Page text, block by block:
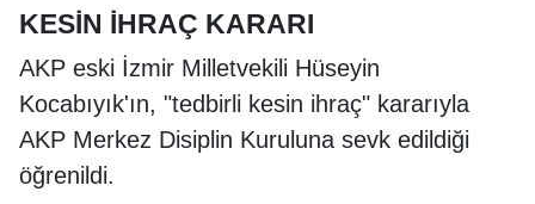
KESİN İHRAÇ KARARI
AKP eski İzmir Milletvekili Hüseyin
Kocabıyık'ın, "tedbirli kesin ihraç" kararıyla
AKP Merkez Disiplin Kuruluna sevk edildiği
öğrenildi.